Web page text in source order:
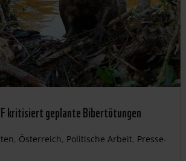
kritisiert geplante Bibertötungen
, Österreich, Politische Arbeit, Presse-